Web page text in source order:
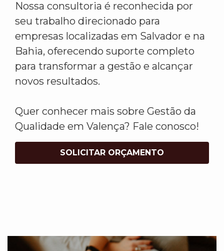
Nossa consultoria é reconhecida por
seu trabalho direcionado para
empresas localizadas em Salvador e na
Bahia, oferecendo suporte completo
para transformar a gestão e alcançar
novos resultados.
Quer conhecer mais sobre Gestão da
Qualidade em Valença? Fale conosco!
SOLICITAR ORÇAMENTO